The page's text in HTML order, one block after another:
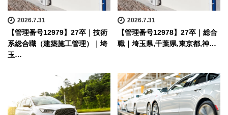
2026.7.31
【管理番号12979】27卒｜技術
系総合職（建築施工管理）｜埼
玉…
2026.7.31
【管理番号12978】27卒｜総合
職｜埼玉県,千葉県,東京都,神…